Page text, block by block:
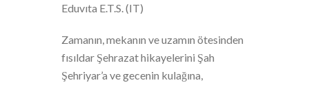
Eduvıta E.T.S. (IT)
Zamanın, mekanın ve uzamın ötesinden
fısıldar Şehrazat hikayelerini Şah
Şehriyar’a ve gecenin kulağına,